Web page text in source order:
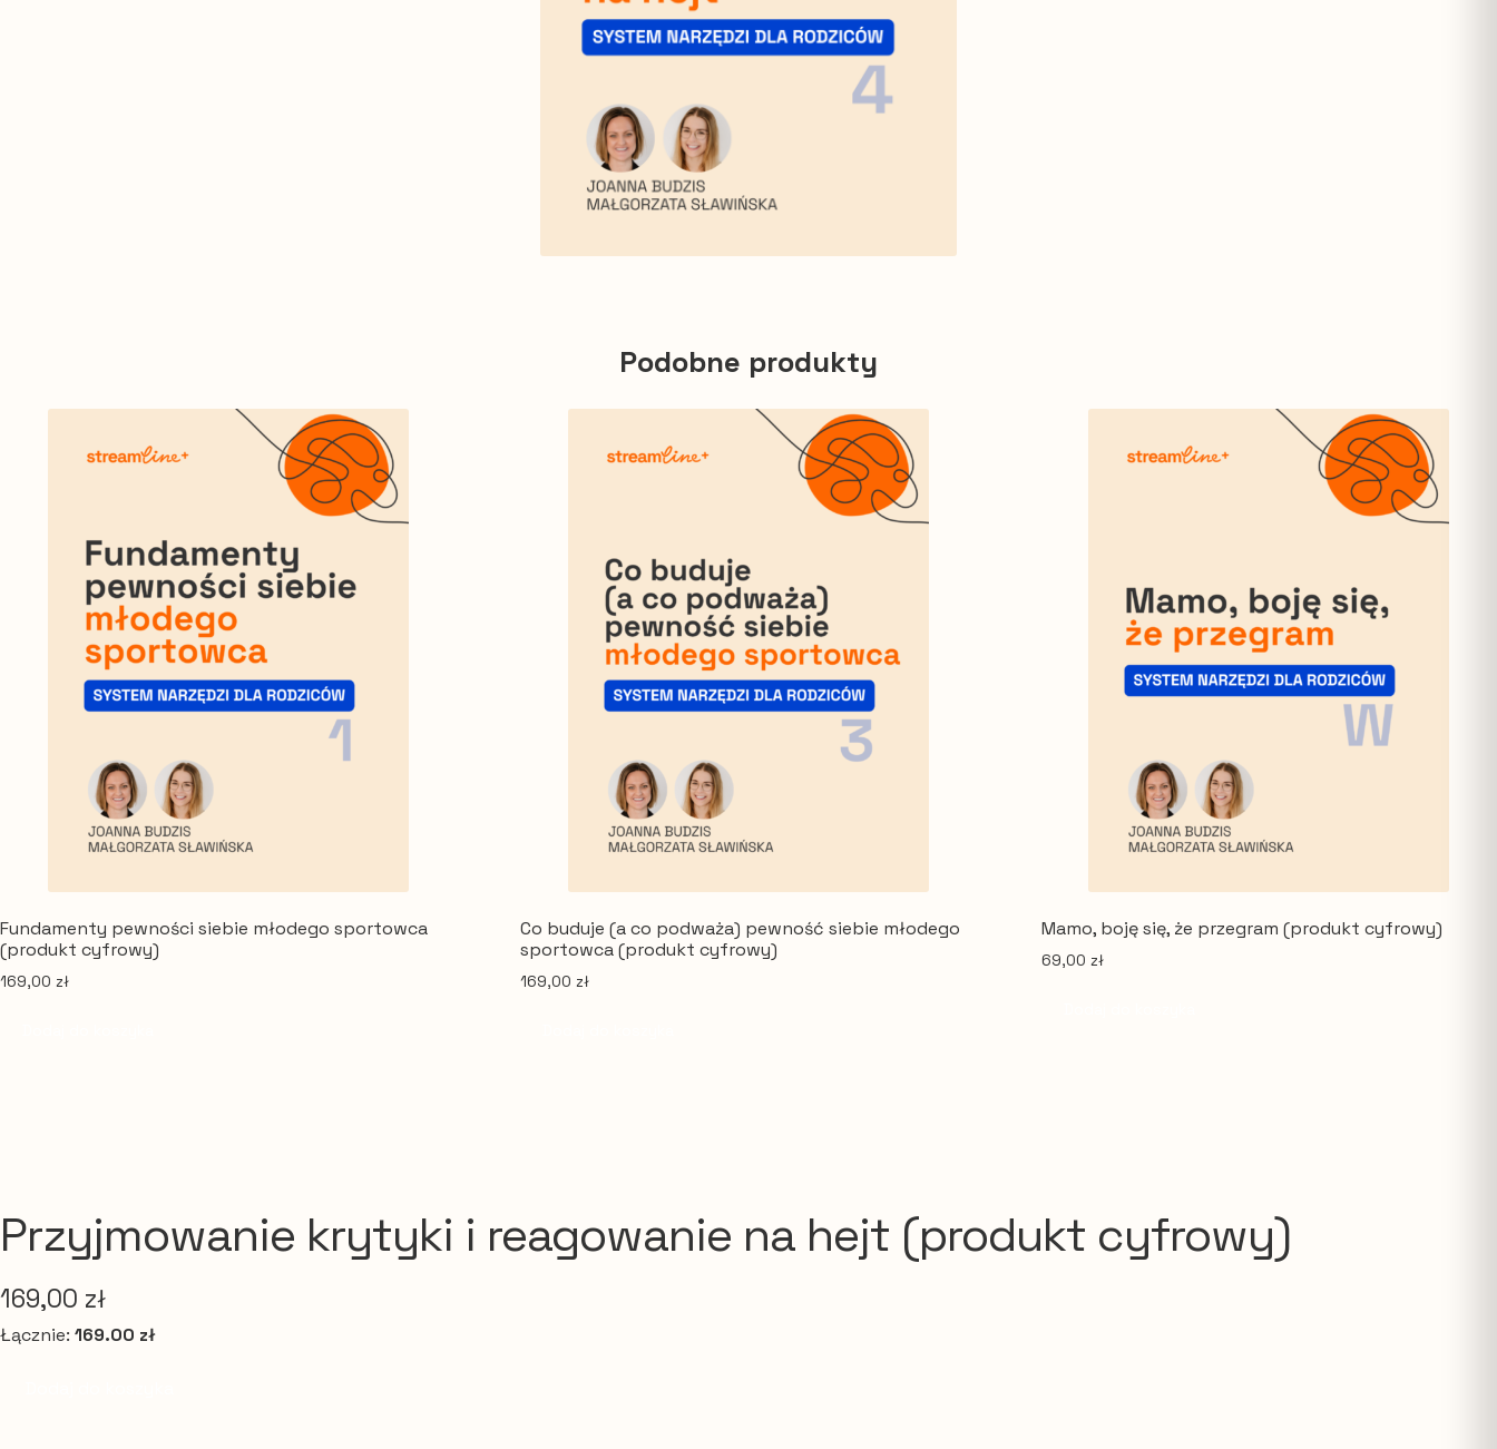
Podobne produkty
Fundamenty pewności siebie młodego sportowca
(produkt cyfrowy)
169,00 zł
Co buduje (a co podważa) pewność siebie młodego
sportowca (produkt cyfrowy)
169,00zł
Mamo, boję się, że przegram (produkt cyfrowy)
69,00 zł
Przyjmowanie krytyki i reagowanie na hejt (produkt cyfrowy)
169,00 zł
Łącznie: 169.00 zł